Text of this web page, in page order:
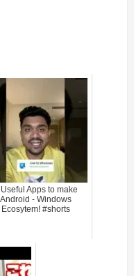
Apps to make
Android - Windows
Ecosytem! #shorts